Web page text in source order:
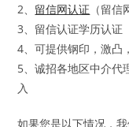
2、 留信网认证 （留
3、留信认证学历认证
4、可提供钢印，激凸
5、诚招各地区中介代
入
如果您是以下情况，